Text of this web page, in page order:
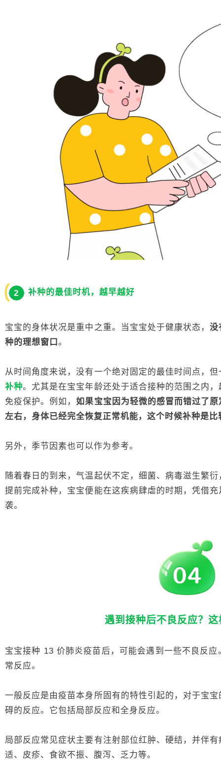
2 补种的最佳时机，越早越好
宝宝的身体状况是重中之重。当宝宝处于健康状态，没
种的理想窗口 。
从时间角度来说，没有一个绝对固定的最佳时间点，但
补种。尤其是在宝宝年龄还处于适合接种的范围之内
免疫保护。例如，如果宝宝因为轻微的感冒而错过了
左右，身体已经完全恢复正常机能，这个时候补种是比
另外，季节因素也可以作为参考。
随着春日的到来，气温起伏不定，细菌、病毒滋生繁衍
提前完成补种，宝宝便能在这疾病肆虐的时期，凭借
袭。
遇到接种后不良反应？
宝宝接种 13 价肺炎疫苗后，可能会遇到一些不良反
常反应。
一般反应是由疫苗本身所固有的特性引起的，对于宝
碍的反应。它包括局部反应和全身反应。
局部反应常见症状主要有注射部位红肿、硬结，并伴
适、皮疹、食欲不振、腹泻、乏力等。